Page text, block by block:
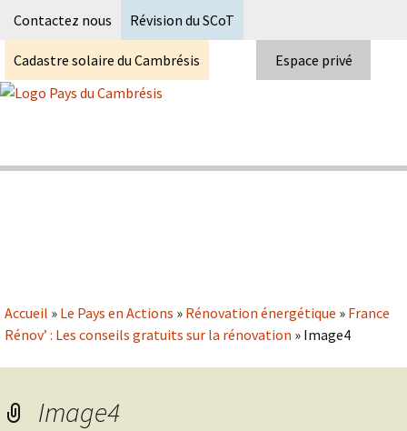
Contactez nous Révision du SCoT
Cadastre solaire du Cambrésis Espace privé
Accueil » Le Pays en Actions » Rénovation énergétique » France
Rénov’ : Les conseils gratuits sur la rénovation » Image4
Image4